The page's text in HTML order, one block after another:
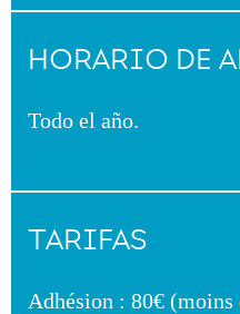
HORARIO DE
Todo el año.
TARIFAS
Adhésion : 80€ (moins